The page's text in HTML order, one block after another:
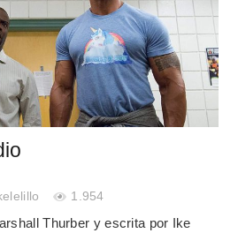
1.954
Thurber y escrita por Ike